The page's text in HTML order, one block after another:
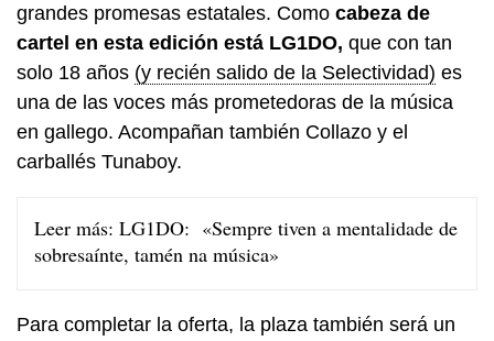
grandes promesas estatales. Como cabeza de
cartel en esta edición está LG1DO, que con tan
solo 18 años (y recién salido de la Selectividad) es
una de las voces más prometedoras de la música
en gallego. Acompañan también Collazo y el
carballés Tunaboy.
Leer más: LG1DO: «Sempre tiven a mentalidade de
sobresaínte, tamén na música»
Para completar la oferta, la plaza también será un